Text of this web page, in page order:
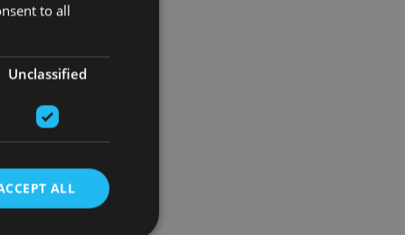
to all
Unclassified
ALL